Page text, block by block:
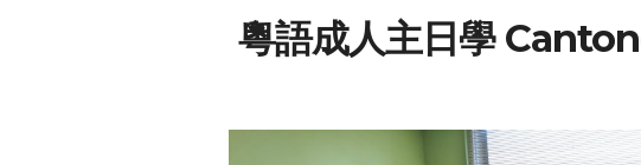
粵語成人主日學